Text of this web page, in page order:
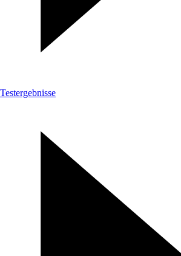
Testergebnisse